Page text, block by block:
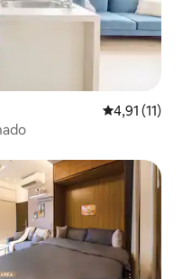
4,91 de uma
4,91 (11)